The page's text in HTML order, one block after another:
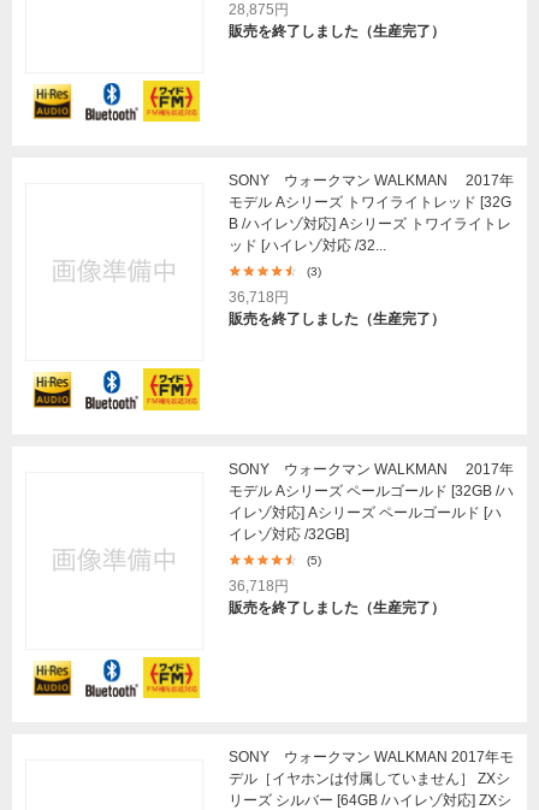
28,875円
販売を終了しました（生産完了）
SONY ウォークマン WALKMAN 2017年
モデル Aシリーズ トワイライトレッド [32G
B /ハイレゾ対応] Aシリーズ トワイライトレ
ッド [ハイレゾ対応 /32...
(3)
36,718円
販売を終了しました（生産完了）
SONY ウォークマン WALKMAN 2017年
モデル Aシリーズ ペールゴールド [32GB /ハ
イレゾ対応] Aシリーズ ペールゴールド [ハ
イレゾ対応 /32GB]
(5)
36,718円
販売を終了しました（生産完了）
SONY ウォークマン WALKMAN 2017年モ
デル［イヤホンは付属していません］ ZXシ
リーズ シルバー [64GB /ハイレゾ対応] ZXシ